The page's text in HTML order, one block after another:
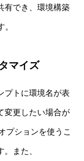
有でき、環境構築
マイズ
プトに環境名が表
変更したい場合が
プションを使うこ
また、